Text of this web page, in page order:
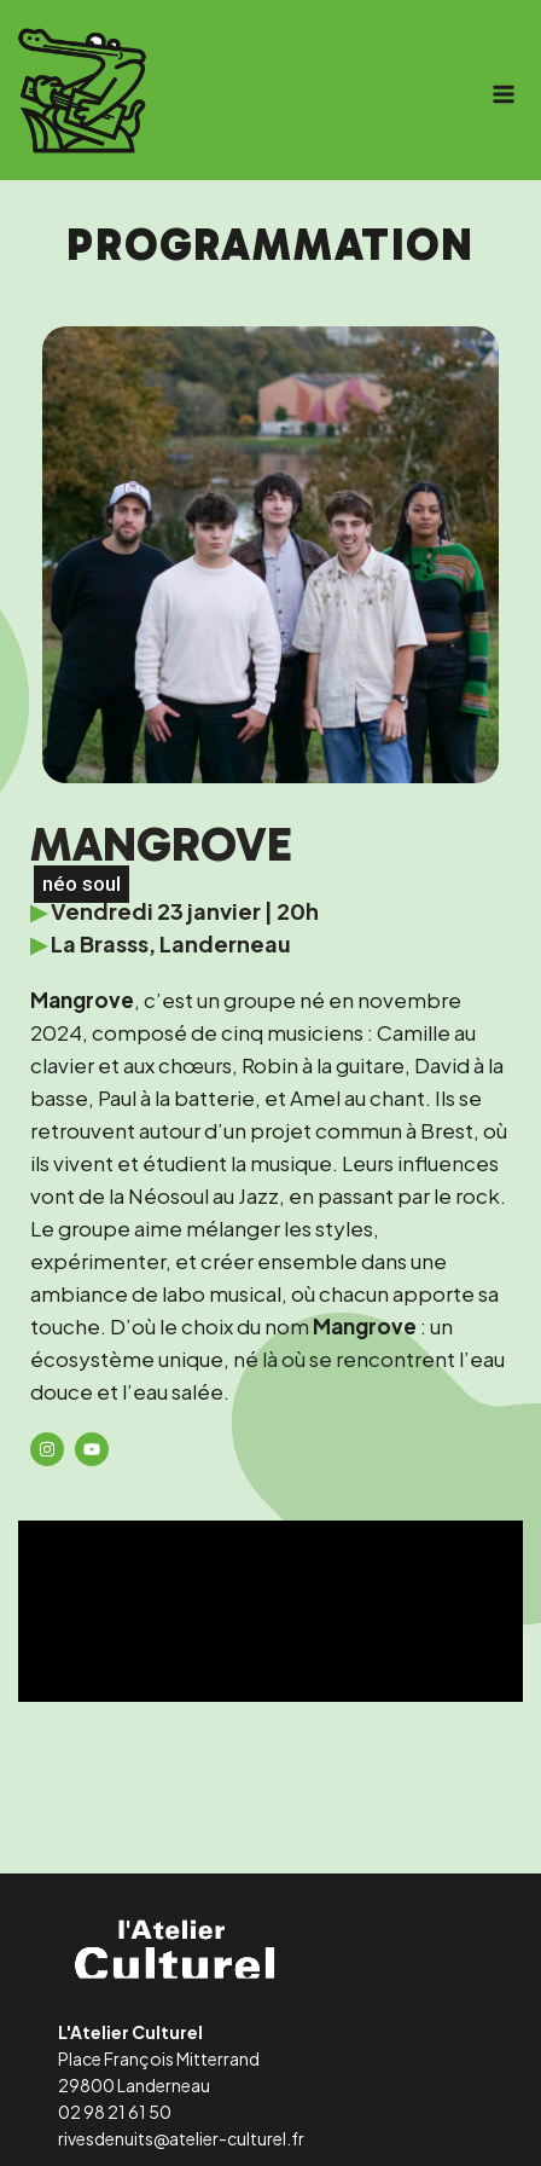
PROGRAMMATION
MANGROVE
néo soul
▶Vendredi 23 janvier | 20h
▶La Brasss, Landerneau
Mangrove, c’est un groupe né en novembre
2024, composé de cinq musiciens : Camille au
clavier et aux chœurs, Robin à la guitare, David à la
basse, Paul à la batterie, et Amel au chant. Ils se
retrouvent autour d’un projet commun à Brest, où
ils vivent et étudient la musique. Leurs influences
vont de la Néosoul au Jazz, en passant par le rock.
Le groupe aime mélanger les styles,
expérimenter, et créer ensemble dans une
ambiance de labo musical, où chacun apporte sa
touche. D’où le choix du nomMangrove : un
écosystème unique, né là où se rencontrent l’eau
douce et l’eau salée.
L'Atelier Culturel
Place François Mitterrand
29800 Landerneau
02 98 21 61 50
rivesdenuits@atelier-culturel.fr